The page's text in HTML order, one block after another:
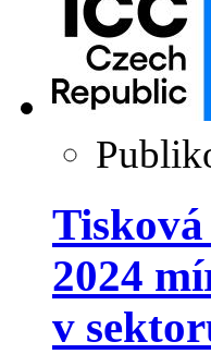
2024
v